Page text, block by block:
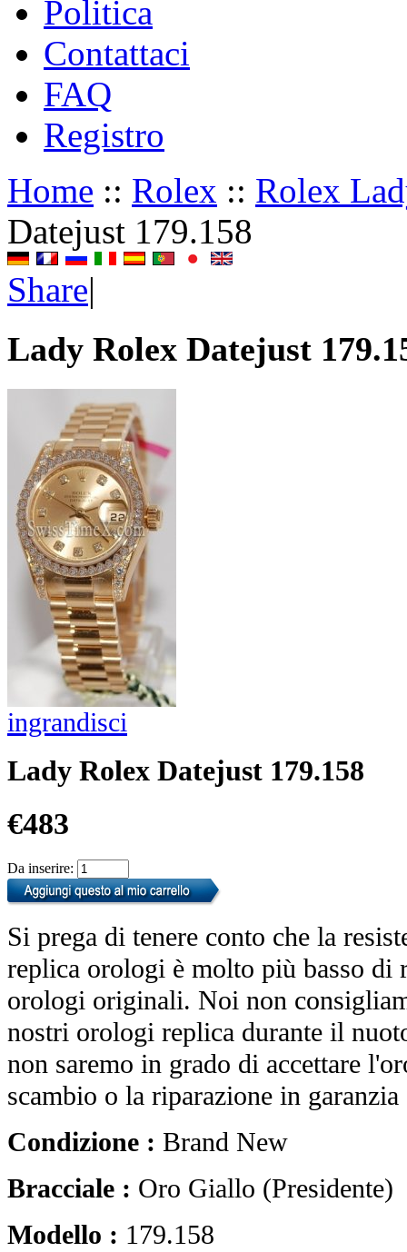
Politica
Contattaci
FAQ
Registro
Home :: Rolex :: Rolex
Datejust 179.158
Share|
Lady Rolex Datejust
ingrandisci
Lady Rolex Datejust 179.158
€483
Da inserire:
Si prega di tenere conto che la
replica orologi è molto più basso di
orologi originali. Noi non
nostri orologi replica durante il
non saremo in grado di accettare
scambio o la riparazione in
Condizione : Brand New
Bracciale : Oro Giallo (Presidente)
Modello : 179.158